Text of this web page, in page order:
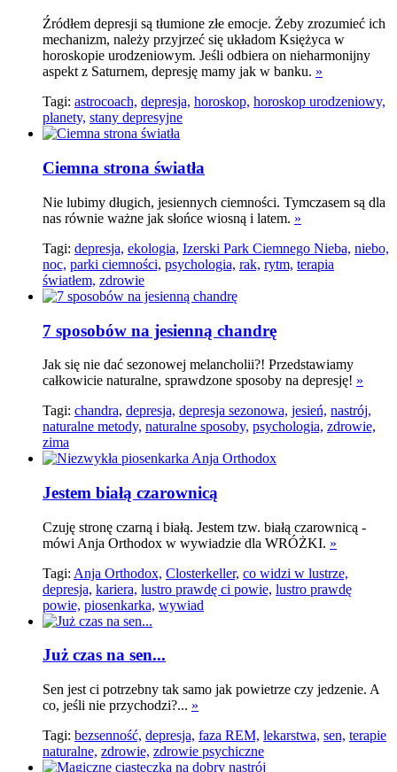
Źródłem depresji są tłumione złe emocje. Żeby zrozumieć ich
mechanizm, należy przyjrzeć się układom Księżyca w
horoskopie urodzeniowym. Jeśli odbiera on nieharmonijny
aspekt z Saturnem, depresję mamy jak w banku. »
Tagi: astrocoach, depresja, horoskop, horoskop urodzeniowy,
planety, stany depresyjne
Ciemna strona światła
Nie lubimy długich, jesiennych ciemności. Tymczasem są dla
nas równie ważne jak słońce wiosną i latem. »
Tagi: depresja, ekologia, Izerski Park Ciemnego Nieba, niebo,
noc, parki ciemności, psychologia, rak, rytm, terapia
światłem, zdrowie
7 sposobów na jesienną chandrę
Jak się nie dać sezonowej melancholii?! Przedstawiamy
całkowicie naturalne, sprawdzone sposoby na depresję! »
Tagi: chandra, depresja, depresja sezonowa, jesień, nastrój,
naturalne metody, naturalne sposoby, psychologia, zdrowie,
zima
Jestem białą czarownicą
Czuję stronę czarną i białą. Jestem tzw. białą czarownicą -
mówi Anja Orthodox w wywiadzie dla WRÓŻKI. »
Tagi: Anja Orthodox, Closterkeller, co widzi w lustrze,
depresja, kariera, lustro prawdę ci powie, lustro prawdę
powie, piosenkarka, wywiad
Już czas na sen...
Sen jest ci potrzebny tak samo jak powietrze czy jedzenie. A
co, jeśli nie przychodzi?... »
Tagi: bezsenność, depresja, faza REM, lekarstwa, sen, terapie
naturalne, zdrowie, zdrowie psychiczne